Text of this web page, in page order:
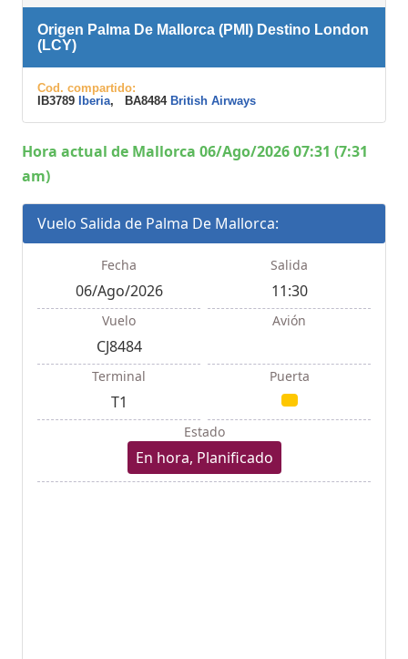
Origen Palma De Mallorca (PMI) Destino London
(LCY)
Cod. compartido:
IB3789
Iberia, BA8484 British Airways
Hora actual de Mallorca 06/Ago/2026 07:31 (7:31
am)
Vuelo Salida de Palma De Mallorca:
Fecha
06/Ago/2026
Salida
11:30
Vuelo
CJ8484
Avión
Terminal
T1
Puerta
Estado
En hora, Planificado